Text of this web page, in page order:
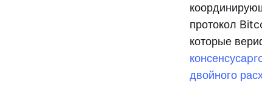
протокол
которые
консенсуса
двойного